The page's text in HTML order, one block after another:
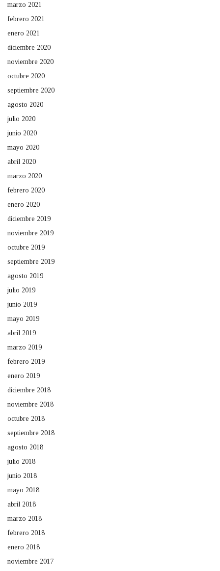
marzo 2021
febrero 2021
enero 2021
diciembre 2020
noviembre 2020
octubre 2020
septiembre 2020
agosto 2020
julio 2020
junio 2020
mayo 2020
abril 2020
marzo 2020
febrero 2020
enero 2020
diciembre 2019
noviembre 2019
octubre 2019
septiembre 2019
agosto 2019
julio 2019
junio 2019
mayo 2019
abril 2019
marzo 2019
febrero 2019
enero 2019
diciembre 2018
noviembre 2018
octubre 2018
septiembre 2018
agosto 2018
julio 2018
junio 2018
mayo 2018
abril 2018
marzo 2018
febrero 2018
enero 2018
noviembre 2017